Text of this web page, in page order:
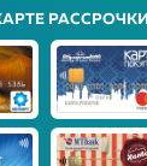
РАССРОЧКИ